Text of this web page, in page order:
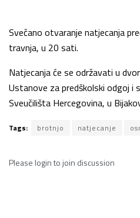
Svečano otvaranje natjecanja
travnja, u 20 sati.
Natjecanja će se održavati u
Ustanove za predškolski odgoj i
Sveučilišta Hercegovina, u
Tags: brotnjo natjecanje
Please loginto join discussion